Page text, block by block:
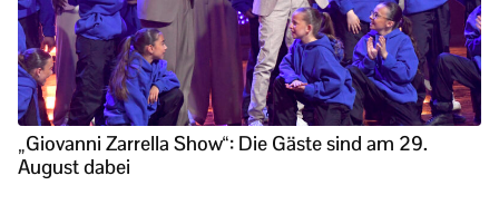
„Giovanni Zarrella Show“: Die Gäste sind am 29.
August dabei